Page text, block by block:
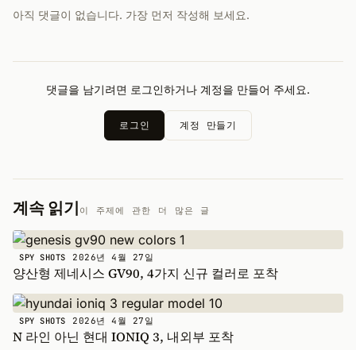
아직 댓글이 없습니다. 가장 먼저 작성해 보세요.
댓글을 남기려면 로그인하거나 계정을 만들어 주세요.
로그인 계정 만들기
계속 읽기 이 주제에 관한 더 많은 글
SPY SHOTS 2026년 4월 27일
양산형 제네시스 GV90, 4가지 신규 컬러로 포착
SPY SHOTS 2026년 4월 27일
N 라인 아닌 현대 IONIQ 3, 내외부 포착